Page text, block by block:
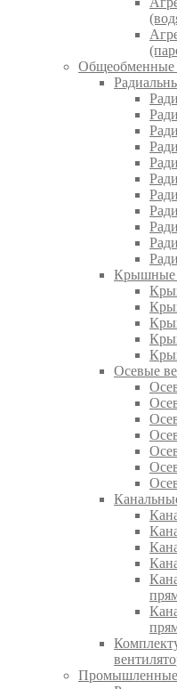
Общеобменные
Крышные
Осевые
Промышленные